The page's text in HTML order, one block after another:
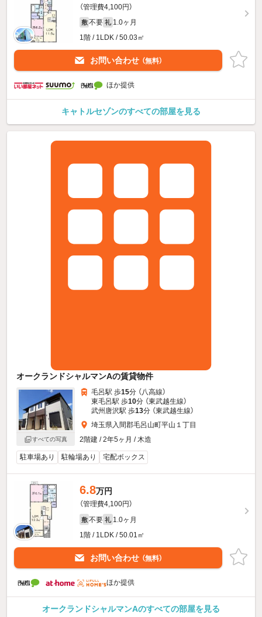
（管理費4,100円）
敷 不要 礼 1.0ヶ月
1階 / 1LDK / 50.03㎡
お問い合わせ （無料）
ほか提供
キャトルセゾンのすべての部屋を見る
オークランドシャルマンAの賃貸物件
すべての写真
毛呂駅 歩15分 （八高線）
東毛呂駅 歩10分 （東武越生線）
武州唐沢駅 歩13分 （東武越生線）
埼玉県入間郡毛呂山町平山１丁目
2階建 / 2年5ヶ月 / 木造
駐車場あり 駐輪場あり 宅配ボックス
6.8万円
（管理費4,100円）
敷 不要 礼 1.0ヶ月
1階 / 1LDK / 50.01㎡
お問い合わせ （無料）
ほか提供
オークランドシャルマンAのすべての部屋を見る